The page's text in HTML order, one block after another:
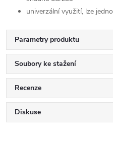
univerzální využití, lze
Parametry produktu
Soubory ke stažení
Recenze
Diskuse